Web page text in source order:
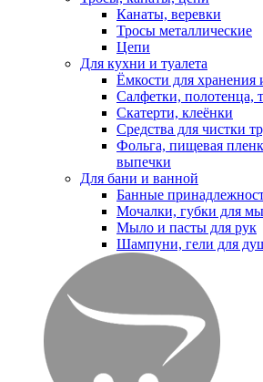
Канаты, веревки
Тросы металлические
Цепи
Для кухни и туалета
Ёмкости для хранения
Салфетки, полотенца,
Скатерти, клеёнки
Средства для чистки
Фольга, пищевая
выпечки
Для бани и ванной
Банные
Мочалки, губки для
Мыло и пасты для рук
Шампуни, гели для